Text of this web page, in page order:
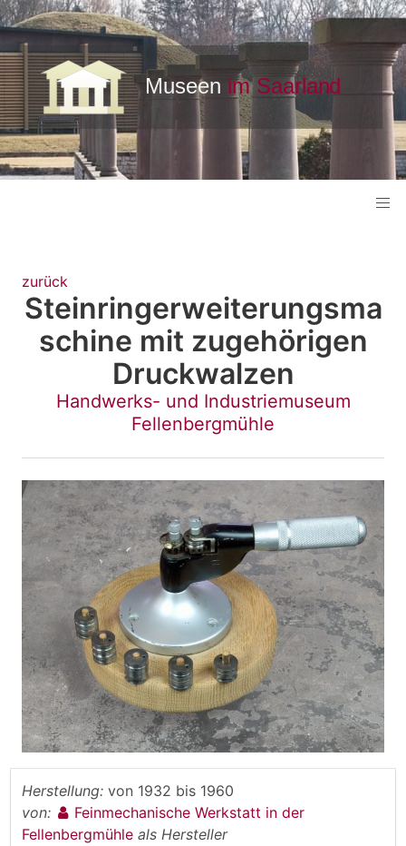
zurück
Steinringerweiterungsma
schine mit zugehörigen
Druckwalzen
Handwerks- und Industriemuseum
Fellenbergmühle
Herstellung: von 1932 bis 1960
von:
Feinmechanische Werkstatt in der
Fellenbergmühle als Hersteller